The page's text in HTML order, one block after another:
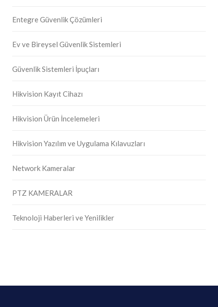
Entegre Güvenlik Çözümleri
Ev ve Bireysel Güvenlik Sistemleri
Güvenlik Sistemleri İpuçları
Hikvision Kayıt Cihazı
Hikvision Ürün İncelemeleri
Hikvision Yazılım ve Uygulama Kılavuzları
Network Kameralar
PTZ KAMERALAR
Teknoloji Haberleri ve Yenilikler